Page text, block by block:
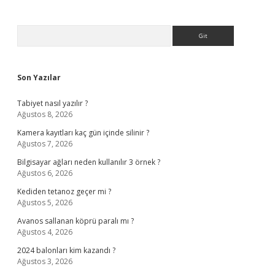
Son Yazılar
Tabiyet nasıl yazılır ?
Ağustos 8, 2026
Kamera kayıtları kaç gün içinde silinir ?
Ağustos 7, 2026
Bilgisayar ağları neden kullanılır 3 örnek ?
Ağustos 6, 2026
Kediden tetanoz geçer mi ?
Ağustos 5, 2026
Avanos sallanan köprü paralı mı ?
Ağustos 4, 2026
2024 balonları kim kazandı ?
Ağustos 3, 2026